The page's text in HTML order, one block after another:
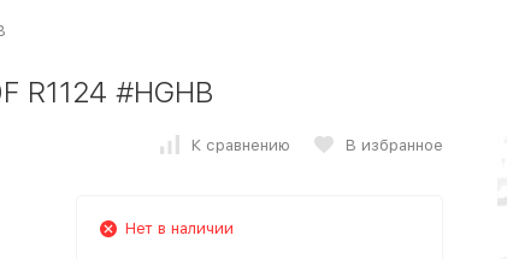
R1124 #HGHB
К сравнению В избранное
Нет в наличии